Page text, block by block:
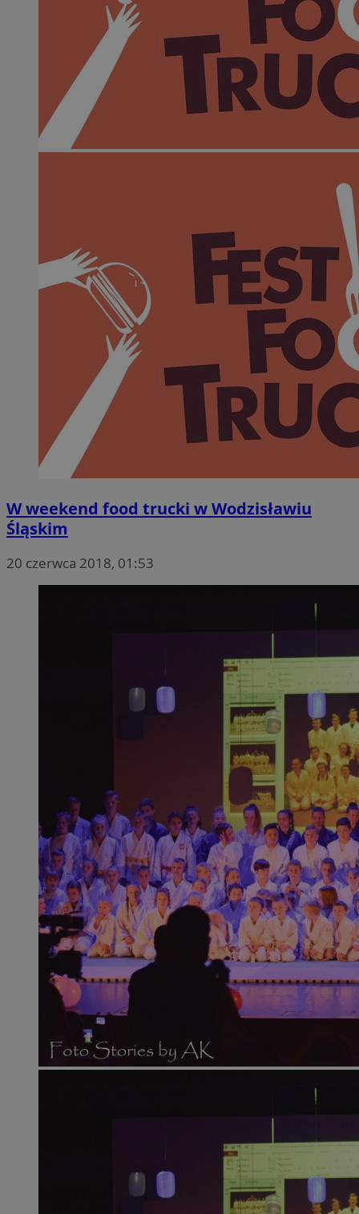
W weekend food trucki w Wodzisławiu
Śląskim
20 czerwca 2018, 01:53